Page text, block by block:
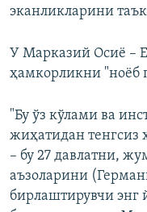
эканликларини
У Марказий Осиё –
ҳамкорликни "ноёб
"Бу ўз кўлами ва
жиҳатидан тенгсиз
– бу 27 давлатни,
аъзоларини
бирлаштирувчи энг